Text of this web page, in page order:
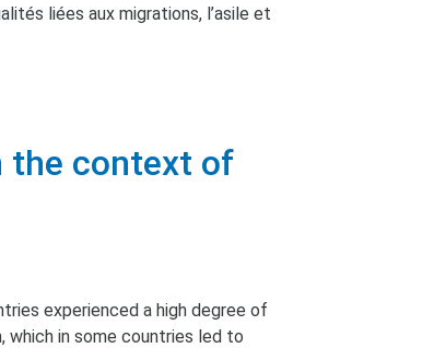
liées aux migrations, l’asile et
the context of
experienced a high degree of
in some countries led to